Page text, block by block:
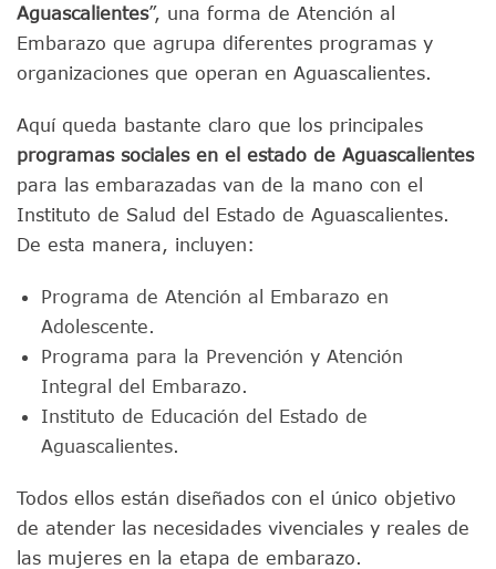
Aguascalientes”, una forma de Atención al
Embarazo que agrupa diferentes programas y
organizaciones que operan en Aguascalientes.
Aquí queda bastante claro que los principales
programas sociales en el estado de Aguascalientes
para las embarazadas van de la mano con el
Instituto de Salud del Estado de Aguascalientes.
De esta manera, incluyen:
Programa de Atención al Embarazo en
Adolescente.
Programa para la Prevención y Atención
Integral del Embarazo.
Instituto de Educación del Estado de
Aguascalientes.
Todos ellos están diseñados con el único objetivo
de atender las necesidades vivenciales y reales de
las mujeres en la etapa de embarazo.